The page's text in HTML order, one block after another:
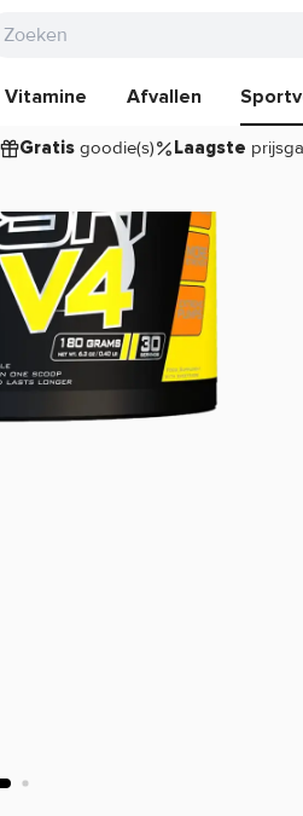
Vitamine Afvallen
Gratisgoodie(s) Laagste